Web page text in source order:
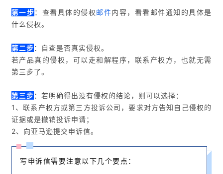
第一步：查看具体的侵权邮件内容，看看邮件通知的具体是
什么侵权。
第二步：自查是否真实侵权。
若产品真的侵权，可以走和解程序，联系产权方，也就无需
第三步了。
第三步：若明确得出没有侵权的结论，则可以选择：
1、联系产权方或第三方投诉公司，要求对方告知自己侵权的
证据或是撤销投诉申请；
2、向亚马逊提交申诉信。
写申诉信需要注意以下几个要点：